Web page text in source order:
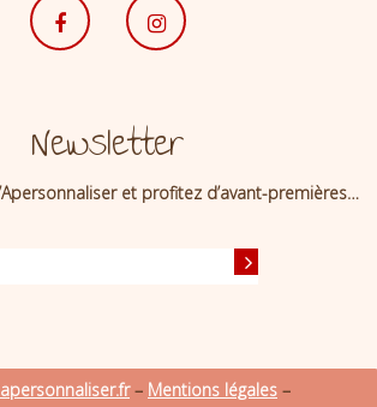
Newsletter
et profitez d’avant-premières…
– Mentions légales –